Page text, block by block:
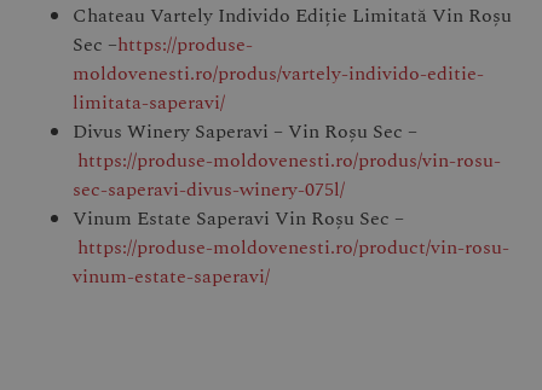
Chateau Vartely Individo Ediție Limitată Vin Roșu
Sec –https://produse-
moldovenesti.ro/produs/vartely-individo-editie-
limitata-saperavi/
Divus Winery Saperavi – Vin Roșu Sec –
https://produse-moldovenesti.ro/produs/vin-rosu-
sec-saperavi-divus-winery-075l/
Vinum Estate Saperavi Vin Roșu Sec –
https://produse-moldovenesti.ro/product/vin-rosu-
vinum-estate-saperavi/